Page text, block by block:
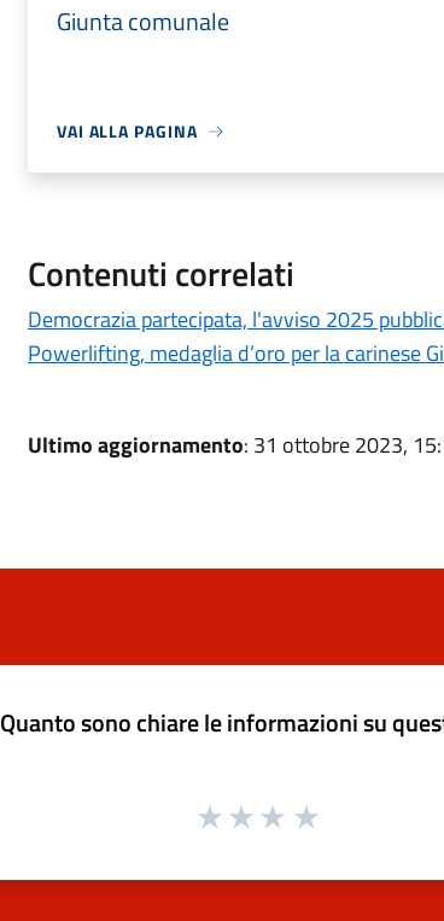
Giunta comunale
VAI ALLA PAGINA
Contenuti correlati
Democrazia partecipata, l'avviso 2025
Powerlifting, medaglia d’oro per la carinese
Ultimo aggiornamento: 31 ottobre 2023,
Quanto sono chiare le informazioni su